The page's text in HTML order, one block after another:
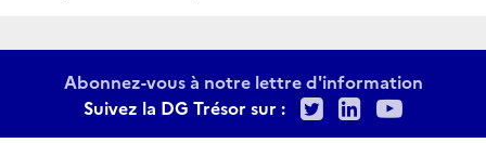
Abonnez-vous à notre lettre d'information
Suivez la DG Trésor sur :
TwitterLinkedIn